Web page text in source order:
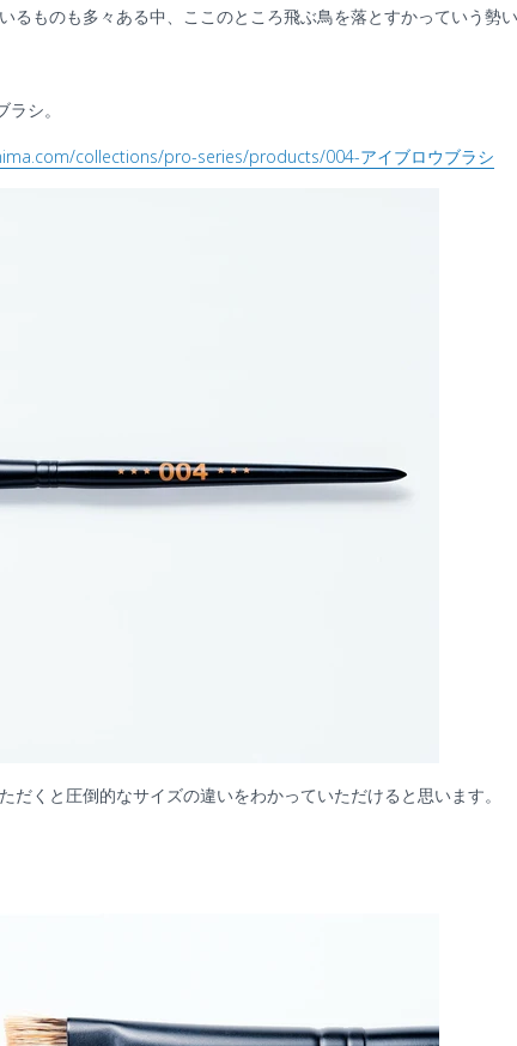
るものも多々ある中、ここのところ飛ぶ鳥を落とすかっていう勢い
シ。
collections/pro-series/products/004-アイブロウブラシ
だくと圧倒的なサイズの違いをわかっていただけると思います。